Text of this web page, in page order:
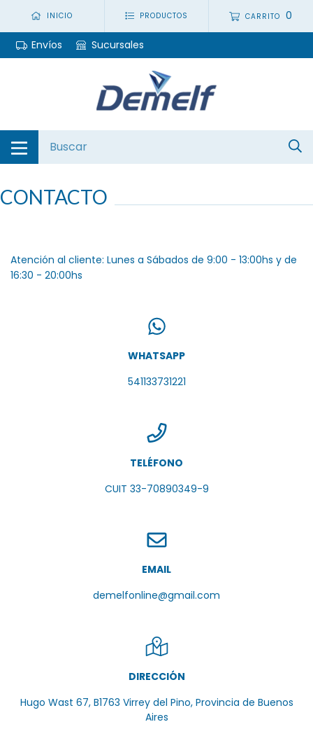
INICIO PRODUCTOS CARRITO 0
Envíos Sucursales
CONTACTO
Atención al cliente: Lunes a Sábados de 9:00 - 13:00hs y de
16:30 - 20:00hs
WHATSAPP
541133731221
TELÉFONO
CUIT 33-70890349-9
EMAIL
demelfonline@gmail.com
DIRECCIÓN
Hugo Wast 67, B1763 Virrey del Pino, Provincia de Buenos
Aires